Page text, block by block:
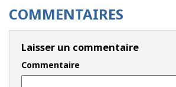
COMMENTAIRES
Laisser un commentaire
Commentaire